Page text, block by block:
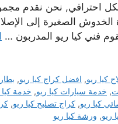
احترافي, نحن نقدم
الخدوش الصغيرة إلى
فني كيا ريو المدربون …
كيا ريو, افضل كراج كيا ريو,
, خدمة سيارات كيا ريو, خدمة كيا
كيا ريو, كراج تصليح كيا ريو,
ريو, ورشة كيا ريو